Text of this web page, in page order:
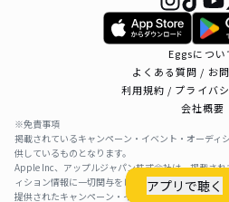
アプリで聴く
Eggsについ
よくある質問 / お
利用規約 / プライバ
会社概要
※免責事項
掲載されているキャンペーン・イベント・オーディ
供しているものとなります。
Apple Inc、アップルジャパン株式会社は、掲載さ
ィション情報に一切関与をしておりません。
提供されたキャンペーン・イベント・オーディショ